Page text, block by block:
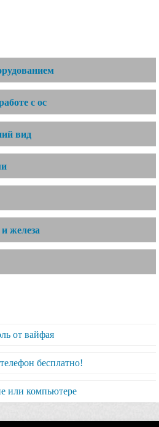
с ос
вид
железа
от вайфая
бесплатно!
или компьютере